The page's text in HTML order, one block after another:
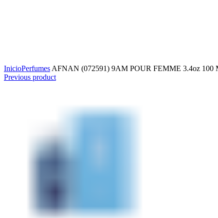
InicioPerfumes AFNAN (072591) 9AM POUR FEMME 3.4oz 100
Previous product